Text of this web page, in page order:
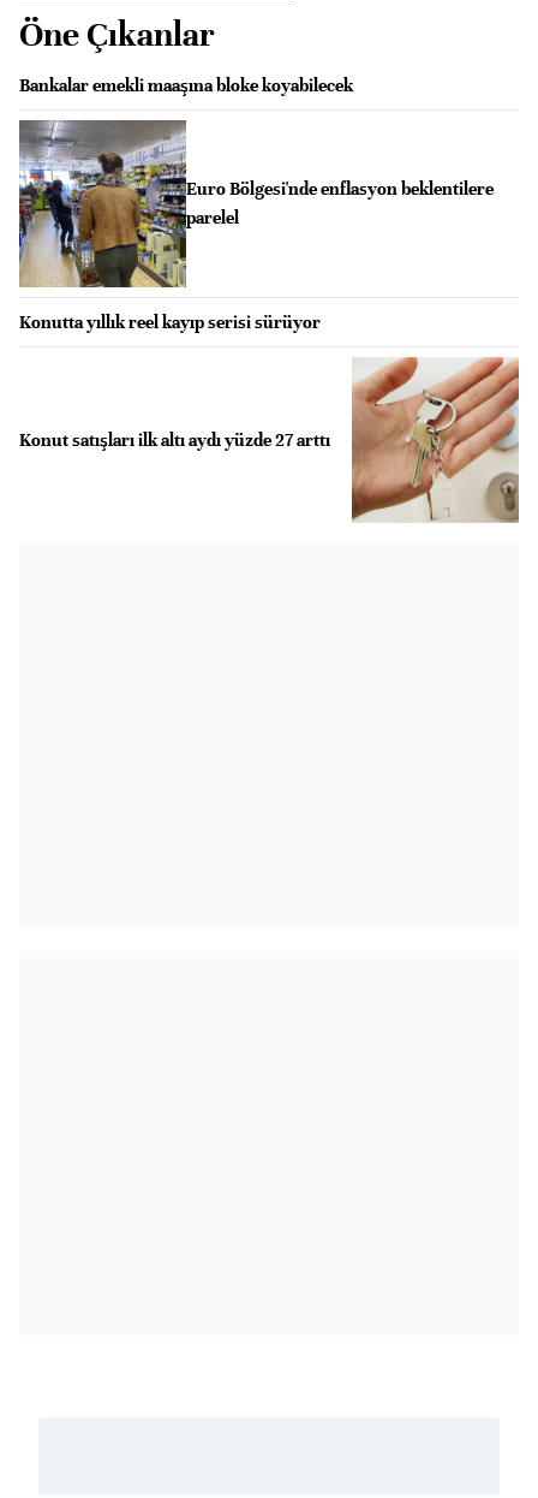
Öne Çıkanlar
Bankalar emekli maaşına bloke koyabilecek
Euro Bölgesi'nde enflasyon beklentilere
parelel
Konutta yıllık reel kayıp serisi sürüyor
Konut satışları ilk altı aydı yüzde 27 arttı